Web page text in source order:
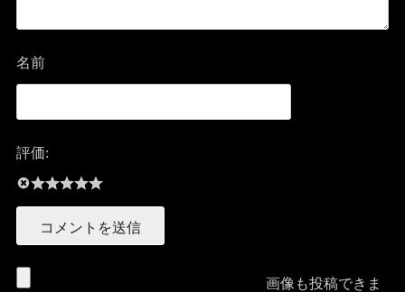
名前
評価:
画像も投稿できま